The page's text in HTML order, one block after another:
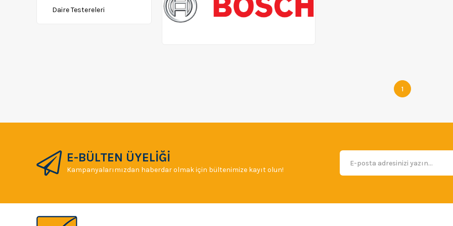
Daire Testereleri
Frezeler
Zımba Makinaları
Zımpara Taş Motorlar
Hobi Makineleri
1
E-BÜLTEN ÜYELİĞİ
Kampanyalarımızdan haberdar olmak için bültenimize kayıt olun!